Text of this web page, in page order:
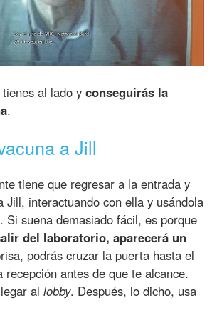
al lado yconseguirás la
.
a Jill
tiene que regresar a la entrada y
Jill, interactuando con ella y usándola
Si suena demasiado fácil, es porque
del laboratorio, aparecerá un
podrás cruzar la puerta hasta el
antes de que te alcance.
allobby. Después, lo dicho, usa